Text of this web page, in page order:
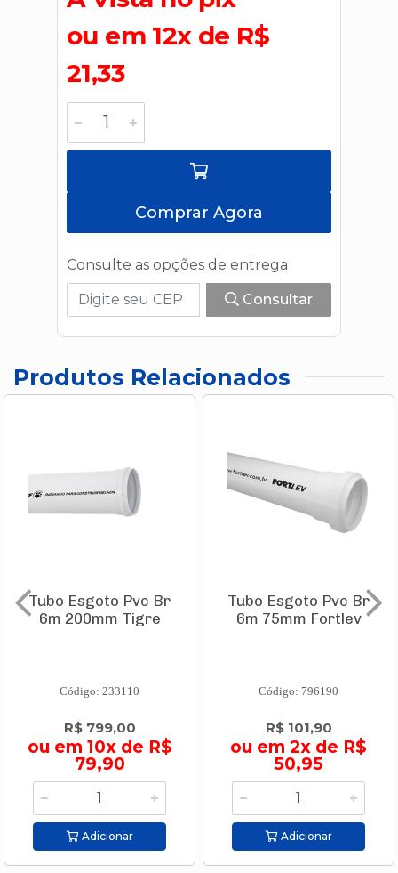
ou em 12x de R$
21,33
Comprar Agora
Consulte as opções de entrega
Consultar
Produtos Relacionados
Tubo Esgoto Pvc Br
6m 200mm Tigre
Código: 233110
R$ 799,00
ou em 10x de R$
79,90
Adicionar
Tubo Esgoto Pvc Br
6m 75mm Fortlev
Código: 796190
R$ 101,90
ou em 2x de R$
50,95
Adicionar